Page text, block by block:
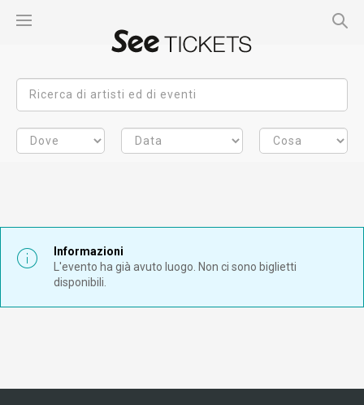
Informazioni
L'evento ha già avuto luogo. Non ci sono biglietti
disponibili.